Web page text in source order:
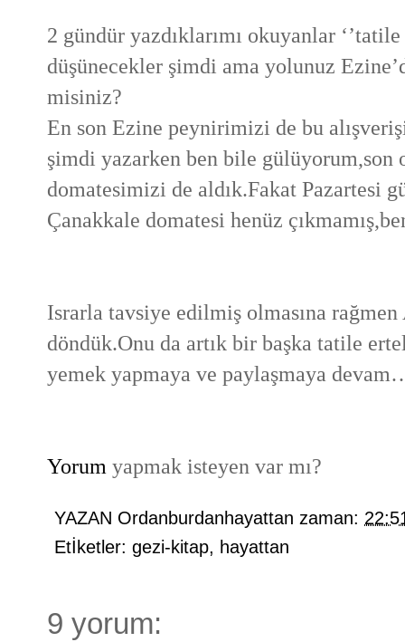
2 gündür yazdıklarımı okuyanlar
düşünecekler şimdi ama yolunuz
misiniz?
En son Ezine peynirimizi de bu
şimdi yazarken ben bile gülüyorum,son
domatesimizi de aldık.Fakat Pazartesi
Çanakkale domatesi henüz
Israrla tavsiye edilmiş olmasına rağmen
döndük.Onu da artık bir başka tatile
yemek yapmaya ve paylaşmaya
Yorum yapmak isteyen var mı?
YAZAN Ordanburdanhayattan zaman:
Etİketler: gezi-kitap, hayattan
9 yorum: